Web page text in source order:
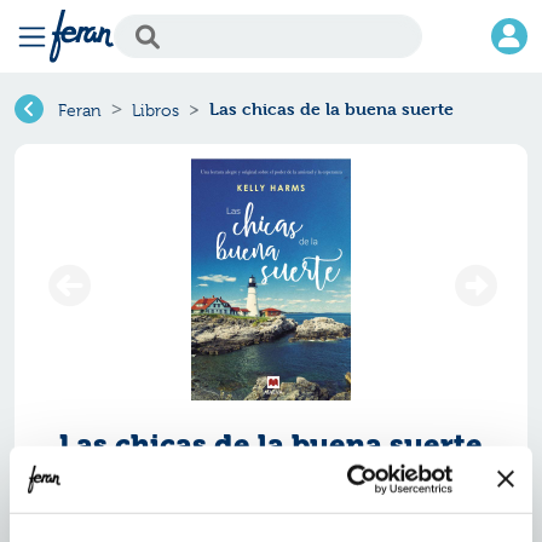
Feran Libros Las chicas de la buena suerte
Las chicas de la buena suerte
Ref.